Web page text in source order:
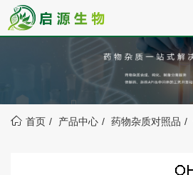
首页 产品中心 药物杂质对照品